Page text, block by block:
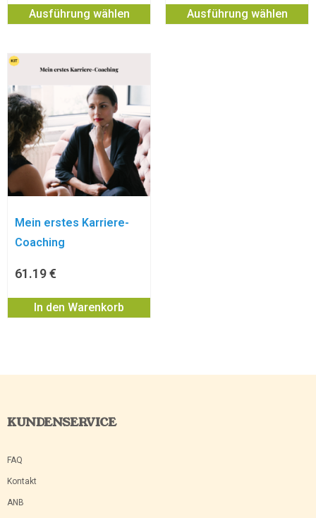
Ausführung wählen Ausführung wählen
Mein erstes Karriere-
Coaching
61.19€
In den Warenkorb
KUNDENSERVICE
FAQ
Kontakt
ANB